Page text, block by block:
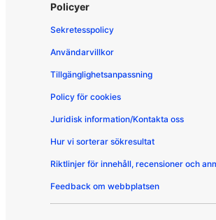
Policyer
Sekretesspolicy
Användarvillkor
Tillgänglighetsanpassning
Policy för cookies
Juridisk information/Kontakta oss
Hur vi sorterar sökresultat
Riktlinjer för innehåll, recensioner och
Feedback om webbplatsen